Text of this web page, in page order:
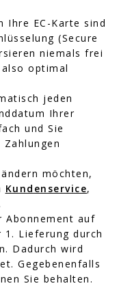
Ihre EC-Karte sind
(Secure
niemals frei
optimal
jeden
Ihrer
und Sie
möchten,
Kundenservice,
Abonnement auf
Lieferung durch
Dadurch wird
Gegebenenfalls
Sie behalten.